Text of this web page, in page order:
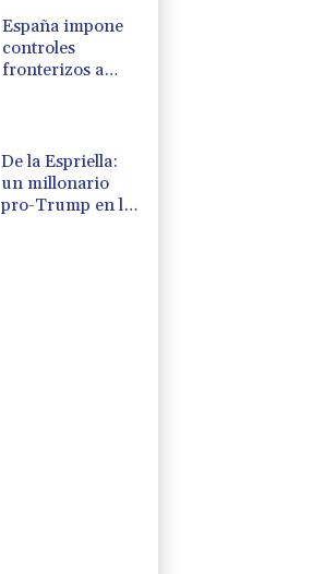
España impone
controles
fronterizos a
De la Espriella:
un millonario
pro-Trump en la